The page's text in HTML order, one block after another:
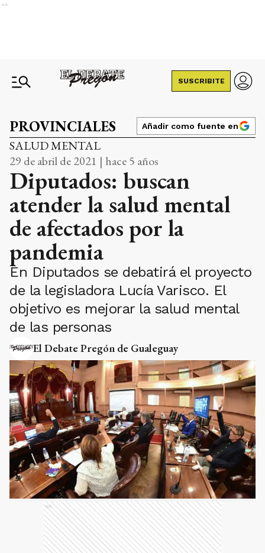
Ads
SUSCRIBITE
PROVINCIALES Añadir como fuente en
SALUD MENTAL
29 de abril de 2021 | hace 5 años
Diputados: buscan
atender la salud mental
de afectados por la
pandemia
En Diputados se debatirá el proyecto
de la legisladora Lucía Varisco. El
objetivo es mejorar la salud mental
de las personas
El Debate Pregón de Gualeguay
Ads